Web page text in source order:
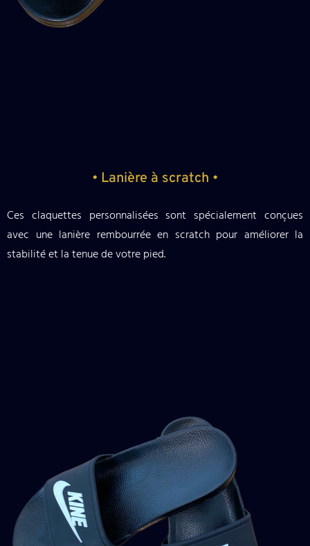
• Lanière à scratch •
Ces claquettes personnalisées sont spécialement conçues
avec une lanière rembourrée en scratch pour améliorer la
stabilité et la tenue de votre pied.